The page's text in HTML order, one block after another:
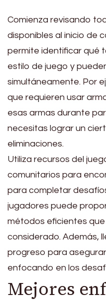
Comienza revisando
disponibles al inicio de
permite identificar qué
estilo de juego y
simultáneamente. Por
que requieren usar
esas armas durante
necesitas lograr un
eliminaciones.
Utiliza recursos del
comunitarios para
para completar
jugadores puede
métodos eficientes
considerado. Además,
progreso para
enfocando en los
Mejores